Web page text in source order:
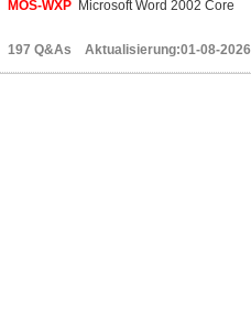
MOS-WXP Microsoft Word 2002 Core
197 Q&As Aktualisierung:01-08-2026